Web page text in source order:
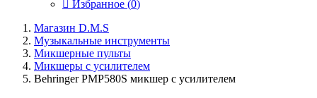
Избранное (0)
Магазин D.M.S
Музыкальные инструменты
Микшерные пульты
Микшеры с усилителем
Behringer PMP580S микшер с усилителем